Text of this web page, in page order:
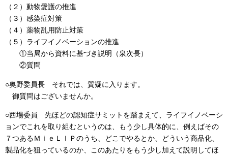
（２）動物愛護の推進
（３）感染症対策
（４）薬物乱用防止対策
（５）ライフイノベーションの推進
①当局から資料に基づき説明（泉次長）
②質問
○奥野委員長 それでは、質疑に入ります。
御質問はございませんか。
○西場委員 先ほどの認知症サミットを踏まえて、ライフイノベーシ
ョンでこれを取り組むというのは、もう少し具体的に、例えばその
７つあるＭｉｅＬＩＰのうち、どこでやるとか、どういう商品化、
製品化を狙っているのか、このあたりをもう少し加えて説明してほ